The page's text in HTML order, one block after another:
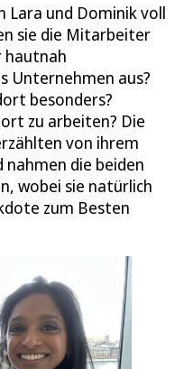
Lara und Dominik voll
sie die Mitarbeiter
hautnah
Unternehmen aus?
besonders?
zu arbeiten? Die
von ihrem
die beiden
wobei sie natürlich
zum Besten